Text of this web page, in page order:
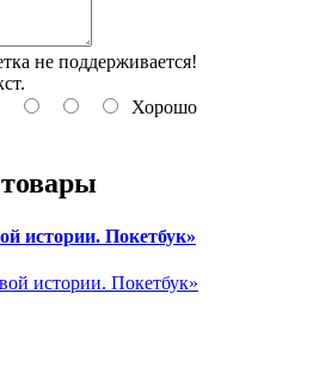
не поддерживается!
Хорошо
истории. Покетбук»